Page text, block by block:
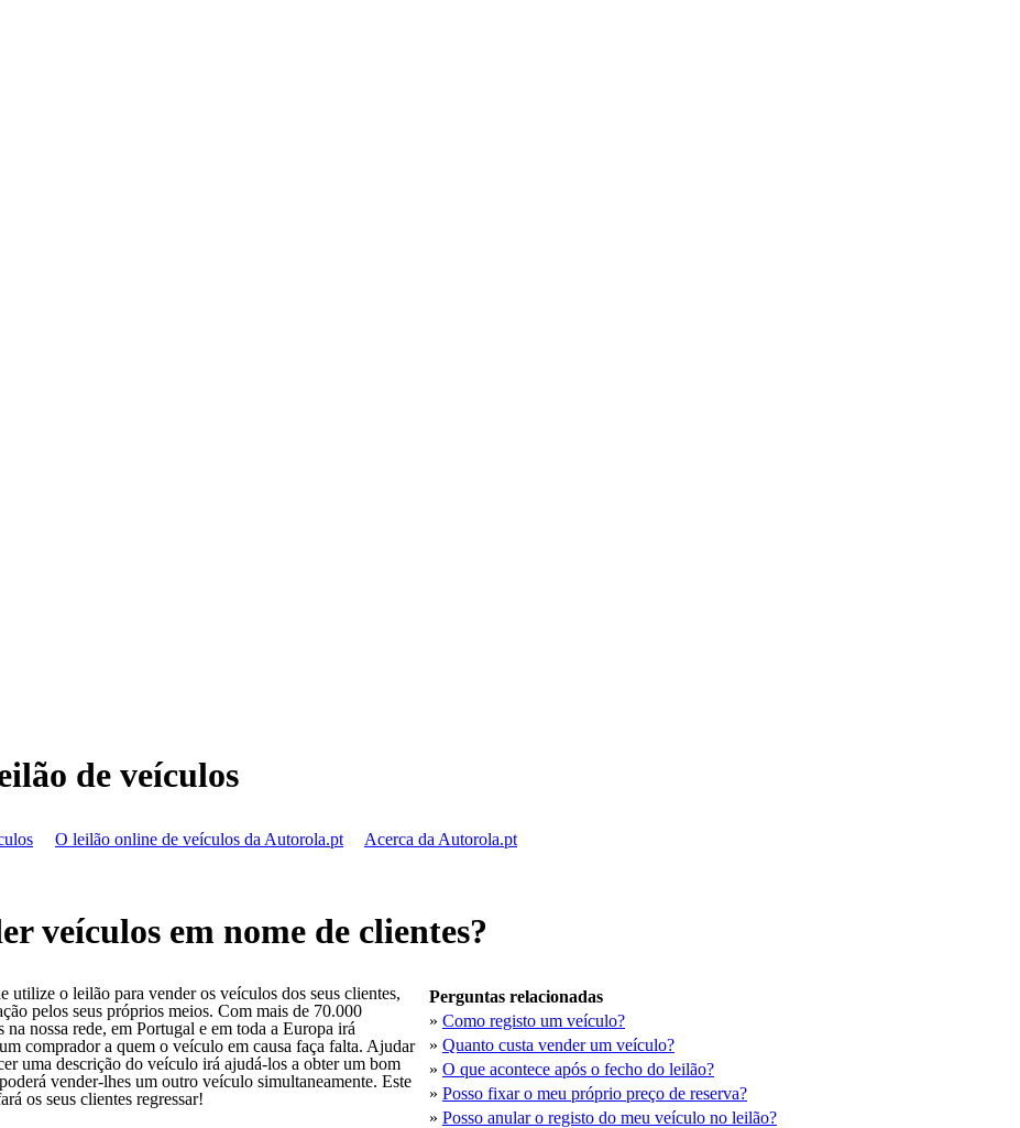
de veículos
O leilão online de veículos da Autorola.pt Acerca da Autorola.pt
veículos em nome de clientes?
utilize o leilão para vender os veículos dos seus clientes,
pelos seus próprios meios. Com mais de 70.000
na nossa rede, em Portugal e em toda a Europa irá
comprador a quem o veículo em causa faça falta. Ajudar
uma descrição do veículo irá ajudá-los a obter um bom
vender-lhes um outro veículo simultaneamente. Este
os seus clientes regressar!
Perguntas relacionadas
» Como registo um veículo?
» Quanto custa vender um veículo?
» O que acontece após o fecho do leilão?
» Posso fixar o meu próprio preço de reserva?
» Posso anular o registo do meu veículo no leilão?